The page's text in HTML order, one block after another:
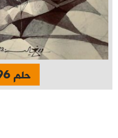
حلم 596